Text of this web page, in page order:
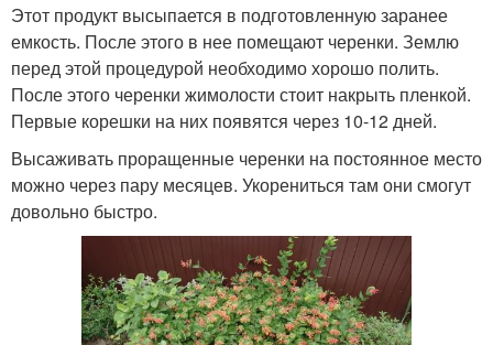
Этот продукт высыпается в подготовленную заранее
емкость. После этого в нее помещают черенки. Землю
перед этой процедурой необходимо хорошо полить.
После этого черенки жимолости стоит накрыть пленкой.
Первые корешки на них появятся через 10-12 дней.
Высаживать проращенные черенки на постоянное место
можно через пару месяцев. Укорениться там они смогут
довольно быстро.